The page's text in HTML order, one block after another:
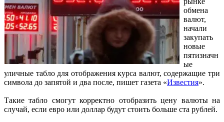
обмена
валют,
начали
закупать
новые
пятизначн
ые
уличные табло для отображения курса валют, содержащие три
символа до запятой и два после, пишет газета «Известия».
Такие табло смогут корректно отобразить цену валюты на
случай, если евро или доллар будут стоить больше ста рублей.